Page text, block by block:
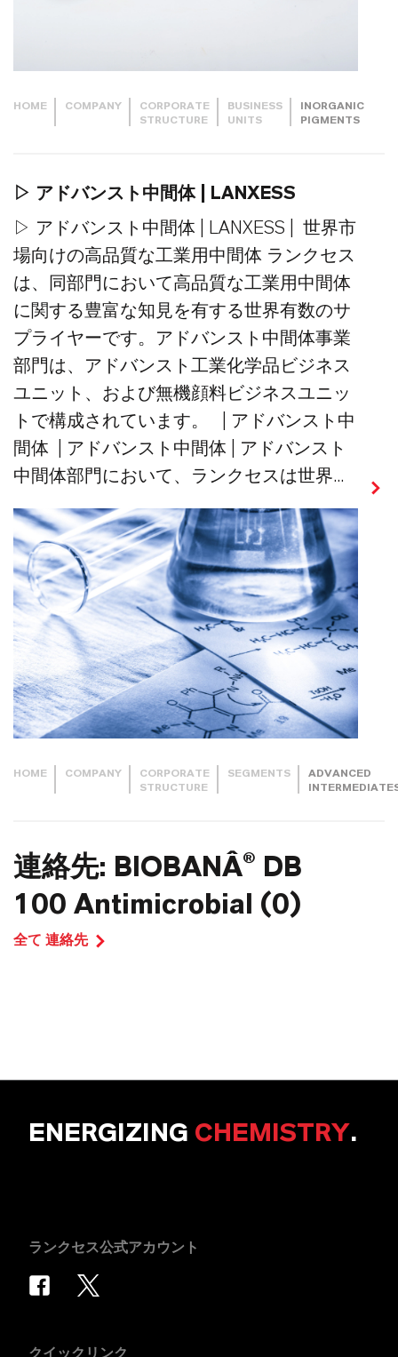
HOME COMPANY
CORPORATE
STRUCTURE
BUSINESS
UNITS
INORGANIC
PIGMENTS
▷ アドバンスト中間体 | LANXESS
▷ アドバンスト中間体 | LANXESS | 世界市
場向けの高品質な工業用中間体 ランクセス
は、同部門において高品質な工業用中間体
に関する豊富な知見を有する世界有数のサ
プライヤーです。アドバンスト中間体事業
部門は、アドバンスト工業化学品ビジネス
ユニット、および無機顔料ビジネスユニッ
トで構成されています。 | アドバンスト中
間体 | アドバンスト中間体 | アドバンスト
中間体部門において、ランクセスは世界...
HOME COMPANY
CORPORATE
STRUCTURE
SEGMENTS
ADVANCED
連絡先: BIOBANÂ® DB
100 Antimicrobial (0)
全て 連絡先
ENERGIZING CHEMISTRY.
ランクセス公式アカウント
クイックリンク